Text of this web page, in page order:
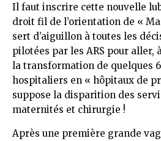
Il faut inscrire cette nouvelle
droit fil de l’orientation de «
sert d’aiguillon à toutes les
pilotées par les ARS pour aller,
la transformation de quelques
hospitaliers en « hôpitaux de
suppose la disparition des
maternités et chirurgie !
Après une première grande